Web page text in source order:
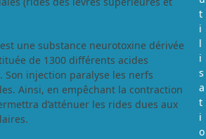
une substance neurotoxine dérivée
de 1300 différents acides
Son injection paralyse les nerfs
Ainsi, en empêchant la contraction
d’atténuer les rides dues aux
t
i
l
i
s
a
t
i
o